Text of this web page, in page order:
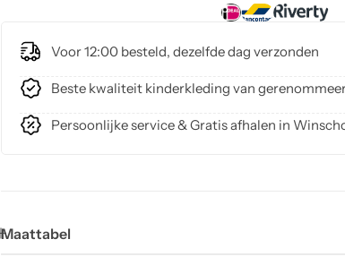
Voor 12:00 besteld, dezelfde dag verzonden
Beste kwaliteit kinderkleding van
Persoonlijke service & Gratis afhalen in
Maattabel